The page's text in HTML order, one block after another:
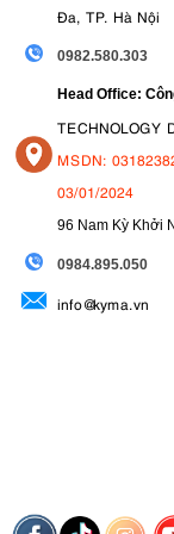
tương thích, mang
quá nhiều vào
Dù thiên về video,
Đa, TP. Hà Nội
0982.580.303
Head Office:
TECHNOLOGY
MSDN:
03/01/2024
96 Nam Kỳ Khởi
0984.895.050
info@kyma.vn